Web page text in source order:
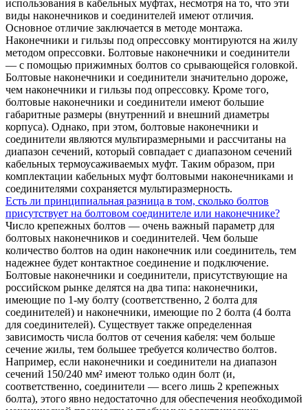
использования в кабельных муфтах, несмотря на то, что эти
виды наконечников и соединителей имеют отличия.
Основное отличие заключается в методе монтажа.
Наконечники и гильзы под опрессовку монтируются на жилу
методом опрессовки. Болтовые наконечники и соединители
— c помощью прижимных болтов со срывающейся головкой.
Болтовые наконечники и соединители значительно дороже,
чем наконечники и гильзы под опрессовку. Кроме того,
болтовые наконечники и соединители имеют большие
габаритные размеры (внутренний и внешний диаметры
корпуса). Однако, при этом, болтовые наконечники и
соединители являются мультиразмерными и рассчитаны на
диапазон сечений, который совпадает с диапазоном сечений
кабельных термоусаживаемых муфт. Таким образом, при
комплектации кабельных муфт болтовыми наконечниками и
соединителями сохраняется мультиразмерность.
Есть ли принципиальная разница в том, сколько болтов
присутствует на болтовом соединителе или наконечнике?
Число крепежных болтов — очень важный параметр для
болтовых наконечников и соединителей. Чем больше
количество болтов на один наконечник или соединитель, тем
надежнее будет контактное соединение и подключение.
Болтовые наконечники и соединители, присутствующие на
российском рынке делятся на два типа: наконечники,
имеющие по 1-му болту (соответственно, 2 болта для
соединителей) и наконечники, имеющие по 2 болта (4 болта
для соединителей). Существует также определенная
зависимость числа болтов от сечения кабеля: чем больше
сечение жилы, тем большее требуется количество болтов.
Например, если наконечники и соединители на диапазон
сечений 150/240 мм² имеют только один болт (и,
соответственно, соединители — всего лишь 2 крепежных
болта), этого явно недостаточно для обеспечения необходимой